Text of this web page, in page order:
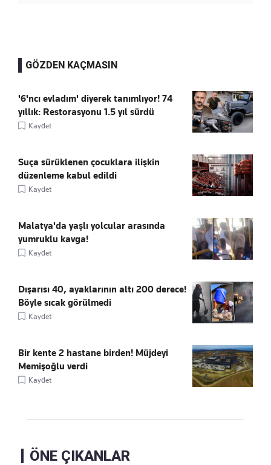
GÖZDEN KAÇMASIN
'6'ncı evladım' diyerek tanımlıyor! 74
yıllık: Restorasyonu 1.5 yıl sürdü
Kaydet
Suça sürüklenen çocuklara ilişkin
düzenleme kabul edildi
Kaydet
Malatya'da yaşlı yolcular arasında
yumruklu kavga!
Kaydet
Dışarısı 40, ayaklarının altı 200 derece!
Böyle sıcak görülmedi
Kaydet
Bir kente 2 hastane birden! Müjdeyi
Memişoğlu verdi
Kaydet
ÖNE ÇIKANLAR